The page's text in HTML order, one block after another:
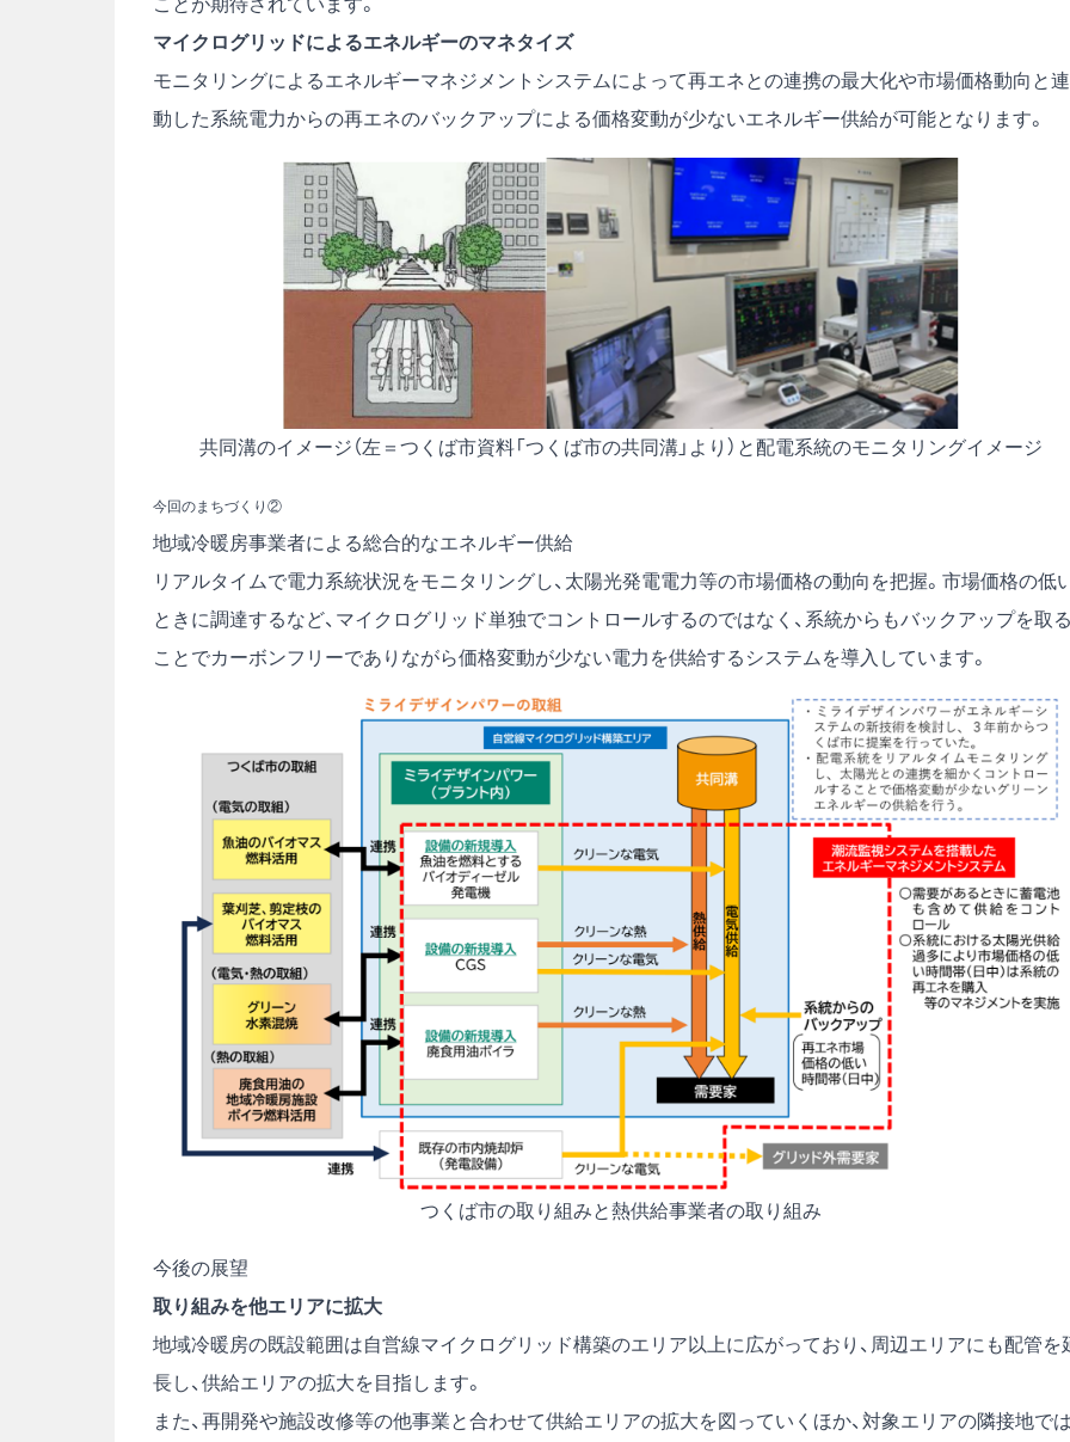
ことが期待されています。
マイクログリッドによるエネルギーのマネタイズ
モニタリングによるエネルギーマネジメントシステムによって再エネとの連携の最大化や市場価格動向と連
動した系統電力からの再エネのバックアップによる価格変動が少ないエネルギー供給が可能となります。
共同溝のイメージ（左＝つくば市資料「つくば市の共同溝」より）と配電系統のモニタリングイメージ
今回のまちづくり②
地域冷暖房事業者による総合的なエネルギー供給
リアルタイムで電力系統状況をモニタリングし、太陽光発電電力等の市場価格の動向を把握。市場価格の低
ときに調達するなど、マイクログリッド単独でコントロールするのではなく、系統からもバックアップを取
ことでカーボンフリーでありながら価格変動が少ない電力を供給するシステムを導入しています。
つくば市の取り組みと熱供給事業者の取り組み
今後の展望
取り組みを他エリアに拡大
地域冷暖房の既設範囲は自営線マイクログリッド構築のエリア以上に広がっており、周辺エリアにも配管を
長し、供給エリアの拡大を目指します。
また、再開発や施設改修等の他事業と合わせて供給エリアの拡大を図っていくほか、対象エリアの隣接地で